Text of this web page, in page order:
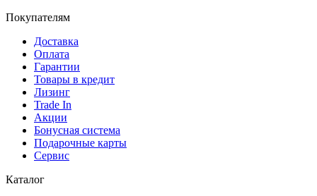
Покупателям
Доставка
Оплата
Гарантии
Товары в кредит
Лизинг
Trade In
Акции
Бонусная система
Подарочные карты
Сервис
Каталог